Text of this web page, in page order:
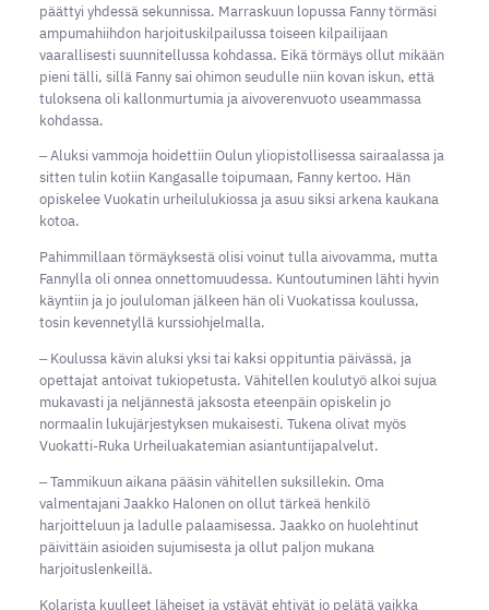
päättyi yhdessä sekunnissa. Marraskuun lopussa Fanny törmäsi
ampumahiihdon harjoituskilpailussa toiseen kilpailijaan
vaarallisesti suunnitellussa kohdassa. Eikä törmäys ollut mikään
pieni tälli, sillä Fanny sai ohimon seudulle niin kovan iskun, että
tuloksena oli kallonmurtumia ja aivoverenvuoto useammassa
kohdassa.
‒ Aluksi vammoja hoidettiin Oulun yliopistollisessa sairaalassa ja
sitten tulin kotiin Kangasalle toipumaan, Fanny kertoo. Hän
opiskelee Vuokatin urheilulukiossa ja asuu siksi arkena kaukana
kotoa.
Pahimmillaan törmäyksestä olisi voinut tulla aivovamma, mutta
Fannylla oli onnea onnettomuudessa. Kuntoutuminen lähti hyvin
käyntiin ja jo joululoman jälkeen hän oli Vuokatissa koulussa,
tosin kevennetyllä kurssiohjelmalla.
‒ Koulussa kävin aluksi yksi tai kaksi oppituntia päivässä, ja
opettajat antoivat tukiopetusta. Vähitellen koulutyö alkoi sujua
mukavasti ja neljännestä jaksosta eteenpäin opiskelin jo
normaalin lukujärjestyksen mukaisesti. Tukena olivat myös
Vuokatti-Ruka Urheiluakatemian asiantuntijapalvelut.
‒ Tammikuun aikana pääsin vähitellen suksillekin. Oma
valmentajani Jaakko Halonen on ollut tärkeä henkilö
harjoitteluun ja ladulle palaamisessa. Jaakko on huolehtinut
päivittäin asioiden sujumisesta ja ollut paljon mukana
harjoituslenkeillä.
Kolarista kuulleet läheiset ja ystävät ehtivät jo pelätä vaikka